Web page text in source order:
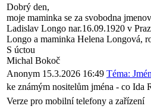
Dobrý den,
moje maminka se za svobodna
Ladislav Longo nar.16.09.1920 v
Longo a maminka Helena Longová,
S úctou
Michal Bokoč
Anonym 15.3.2026 16:49 Téma:
ke známým nositelům jména - co Ida
Verze pro mobilní telefony a zařízení